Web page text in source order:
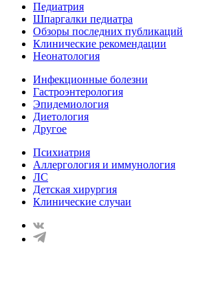
Педиатрия
Шпаргалки педиатра
Обзоры последних публикаций
Клинические рекомендации
Неонатология
Инфекционные болезни
Гастроэнтерология
Эпидемиология
Диетология
Другое
Психиатрия
Аллергология и иммунология
ЛС
Детская хирургия
Клинические случаи